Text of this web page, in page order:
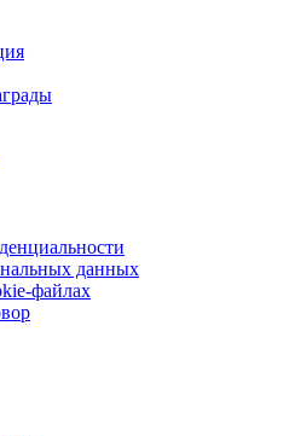
данных
файлах